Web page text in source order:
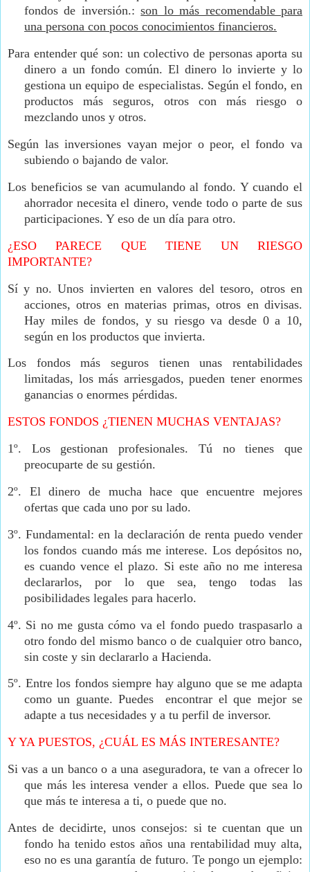
fondos de inversión.:son lo más recomendable para
una persona con pocos conocimientos financieros.
Para entender qué son: un colectivo de personas aporta su
dinero a un fondo común. El dinero lo invierte y lo
gestiona un equipo de especialistas. Según el fondo, en
productos más seguros, otros con más riesgo o
mezclando unos y otros.
Según las inversiones vayan mejor o peor, el fondo va
subiendo o bajando de valor.
Los beneficios se van acumulando al fondo. Y cuando el
ahorrador necesita el dinero, vende todo o parte de sus
participaciones. Y eso de un día para otro.
¿ESO PARECE QUE TIENE UN RIESGO
IMPORTANTE?
Sí y no. Unos invierten en valores del tesoro, otros en
acciones, otros en materias primas, otros en divisas.
Hay miles de fondos, y su riesgo va desde 0 a 10,
según en los productos que invierta.
Los fondos más seguros tienen unas rentabilidades
limitadas, los más arriesgados, pueden tener enormes
ganancias o enormes pérdidas.
ESTOS FONDOS ¿TIENEN MUCHAS VENTAJAS?
1º.
Los gestionan profesionales. Tú no tienes que
preocuparte de su gestión.
2º.
El dinero de mucha hace que encuentre mejores
ofertas que cada uno por su lado.
3º. Fundamental: en la declaración de renta puedo vender
los fondos cuando más me interese. Los depósitos no,
es cuando vence el plazo. Si este año no me interesa
declararlos, por lo que sea, tengo todas las
posibilidades legales para hacerlo.
4º. Si no me gusta cómo va el fondo puedo traspasarlo a
otro fondo del mismo banco o de cualquier otro banco,
sin coste y sin declararlo a Hacienda.
5º. Entre los fondos siempre hay alguno que se me adapta
como un guante. Puedes
encontrar el que mejor se
adapte a tus necesidades y a tu perfil de inversor.
Y YA PUESTOS, ¿CUÁL ES MÁS INTERESANTE?
Si vas a un banco o a una aseguradora, te van a ofrecer lo
que más les interesa vender a ellos. Puede que sea lo
que más te interesa a ti, o puede que no.
Antes de decidirte, unos consejos: si te cuentan que un
fondo ha tenido estos años una rentabilidad muy alta,
eso no es una garantía de futuro. Te pongo un ejemplo: